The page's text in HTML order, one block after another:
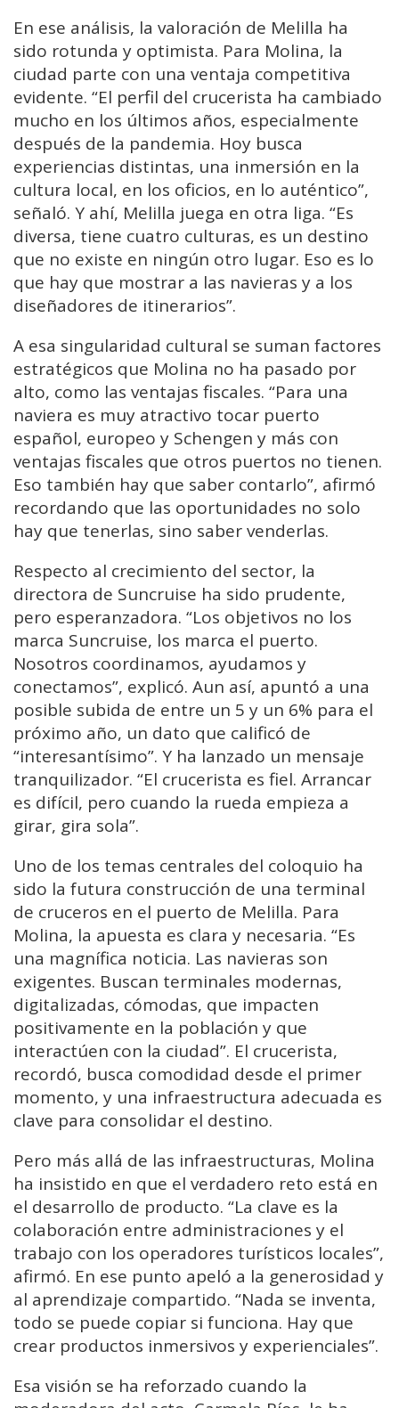
En ese análisis, la valoración de Melilla ha
sido rotunda y optimista. Para Molina, la
ciudad parte con una ventaja competitiva
evidente. “El perfil del crucerista ha cambiado
mucho en los últimos años, especialmente
después de la pandemia. Hoy busca
experiencias distintas, una inmersión en la
cultura local, en los oficios, en lo auténtico”,
señaló. Y ahí, Melilla juega en otra liga. “Es
diversa, tiene cuatro culturas, es un destino
que no existe en ningún otro lugar. Eso es lo
que hay que mostrar a las navieras y a los
diseñadores de itinerarios”.
A esa singularidad cultural se suman factores
estratégicos que Molina no ha pasado por
alto, como las ventajas fiscales. “Para una
naviera es muy atractivo tocar puerto
español, europeo y Schengen y más con
ventajas fiscales que otros puertos no tienen.
Eso también hay que saber contarlo”, afirmó
recordando que las oportunidades no solo
hay que tenerlas, sino saber venderlas.
Respecto al crecimiento del sector, la
directora de Suncruise ha sido prudente,
pero esperanzadora. “Los objetivos no los
marca Suncruise, los marca el puerto.
Nosotros coordinamos, ayudamos y
conectamos”, explicó. Aun así, apuntó a una
posible subida de entre un 5 y un 6% para el
próximo año, un dato que calificó de
“interesantísimo”. Y ha lanzado un mensaje
tranquilizador. “El crucerista es fiel. Arrancar
es difícil, pero cuando la rueda empieza a
girar, gira sola”.
Uno de los temas centrales del coloquio ha
sido la futura construcción de una terminal
de cruceros en el puerto de Melilla. Para
Molina, la apuesta es clara y necesaria. “Es
una magnífica noticia. Las navieras son
exigentes. Buscan terminales modernas,
digitalizadas, cómodas, que impacten
positivamente en la población y que
interactúen con la ciudad”. El crucerista,
recordó, busca comodidad desde el primer
momento, y una infraestructura adecuada es
clave para consolidar el destino.
Pero más allá de las infraestructuras, Molina
ha insistido en que el verdadero reto está en
el desarrollo de producto. “La clave es la
colaboración entre administraciones y el
trabajo con los operadores turísticos locales”,
afirmó. En ese punto apeló a la generosidad y
al aprendizaje compartido. “Nada se inventa,
todo se puede copiar si funciona. Hay que
crear productos inmersivos y experienciales”.
Esa visión se ha reforzado cuando la